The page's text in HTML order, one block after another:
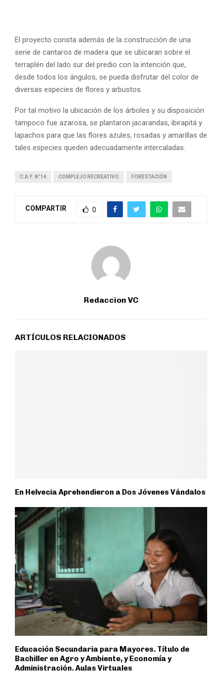
El proyecto consta además de la construcción de una
serie de cantaros de madera que se ubicaran sobre el
terraplén del lado sur del predio con la intención que,
desde todos los ángulos, se pueda disfrutar del color de
diversas especies de flores y arbustos.
Por tal motivo la ubicación de los árboles y su disposición
tampoco fue azarosa, se plantaron jacarandas, ibirapitá y
lapachos para que las flores azules, rosadas y amarillas de
tales especies queden adecuadamente intercaladas.
C.A.F. N°14 COMPLEJO RECREATIVO FORESTACIÓN
COMPARTIR 0
Redaccion VC
ARTÍCULOS RELACIONADOS
En Helvecia Aprehendieron a Dos Jóvenes Vándalos
Educación Secundaria para Mayores. Título de
Bachiller en Agro y Ambiente, y Economía y
Administración. Aulas Virtuales